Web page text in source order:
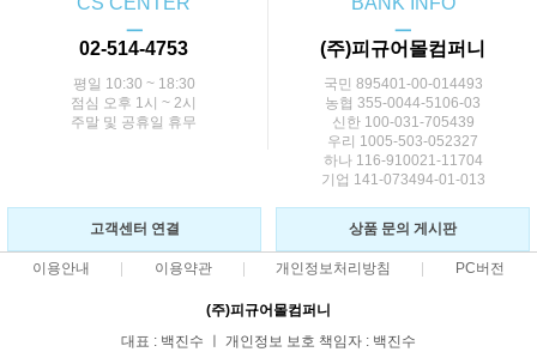
ㅡ
02-514-4753
평일 10:30 ~ 18:30
점심 오후 1시 ~ 2시
주말 및 공휴일 휴무
ㅡ
(주)피규어몰컴퍼니
국민 895401-00-014493
농협 355-0044-5106-03
신한 100-031-705439
우리 1005-503-052327
하나 116-910021-11704
기업 141-073494-01-013
고객센터 연결 상품 문의 게시판
이용안내 이용약관 개인정보처리방침 PC버전
(주)피규어몰컴퍼니
대표 : 백진수 ㅣ 개인정보 보호 책임자 : 백진수